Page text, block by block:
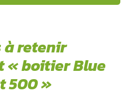
à retenir
« boitier Blue
500 »